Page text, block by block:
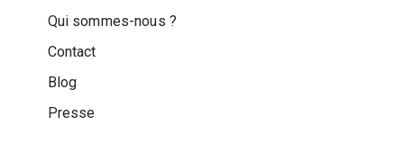
Qui sommes-nous ?
Contact
Blog
Presse